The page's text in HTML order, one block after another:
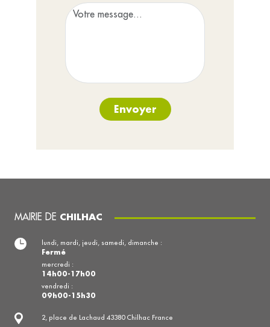
Envoyer
MAIRIE DE CHILHAC
2, place de Lachaud 43380 Chilhac France
lundi, mardi, jeudi, samedi, dimanche :
Fermé
mercredi :
14h00-17h00
vendredi :
09h00-15h30